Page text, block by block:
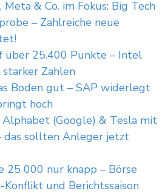
& Co. im Fokus: Big Tech
– Zahlreiche neue
25.400 Punkte – Intel
Zahlen
Boden gut – SAP widerlegt
hoch
Alphabet (Google) & Tesla mit
das sollten Anleger jetzt
25 000 nur knapp – Börse
Konflikt und Berichtssaison